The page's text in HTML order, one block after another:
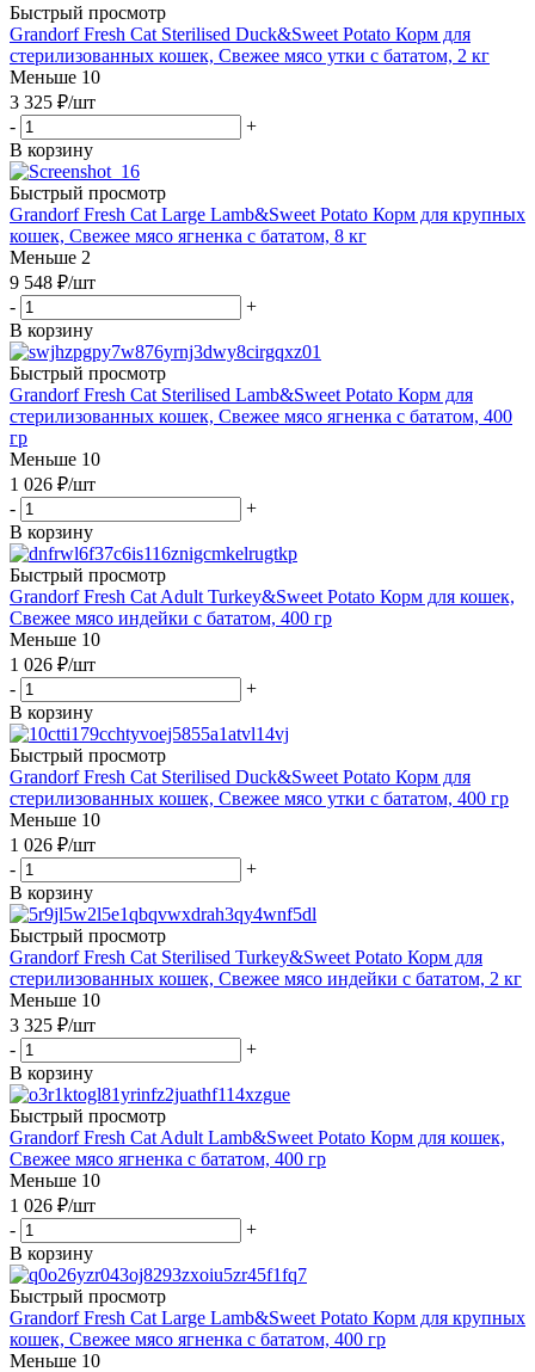
Быстрый просмотр
Grandorf Fresh Cat Sterilised Duck&Sweet Potato Корм для
стерилизованных кошек, Свежее мясо утки с бататом, 2 кг
Меньше 10
3 325 ₽/шт
-
+
В корзину
Быстрый просмотр
Grandorf Fresh Cat Large Lamb&Sweet Potato Корм для крупных
кошек, Свежее мясо ягненка с бататом, 8 кг
Меньше 2
9 548 ₽/шт
-
+
В корзину
Быстрый просмотр
Grandorf Fresh Cat Sterilised Lamb&Sweet Potato Корм для
стерилизованных кошек, Свежее мясо ягненка с бататом, 400
гр
Меньше 10
1 026 ₽/шт
-
+
В корзину
Быстрый просмотр
Grandorf Fresh Cat Adult Turkey&Sweet Potato Корм для кошек,
Свежее мясо индейки с бататом, 400 гр
Меньше 10
1 026 ₽/шт
-
+
В корзину
Быстрый просмотр
Grandorf Fresh Cat Sterilised Duck&Sweet Potato Корм для
стерилизованных кошек, Свежее мясо утки с бататом, 400 гр
Меньше 10
1 026 ₽/шт
-
+
В корзину
Быстрый просмотр
Grandorf Fresh Cat Sterilised Turkey&Sweet Potato Корм для
стерилизованных кошек, Свежее мясо индейки с бататом, 2 кг
Меньше 10
3 325 ₽/шт
-
+
В корзину
Быстрый просмотр
Grandorf Fresh Cat Adult Lamb&Sweet Potato Корм для кошек,
Свежее мясо ягненка с бататом, 400 гр
Меньше 10
1 026 ₽/шт
-
+
В корзину
Быстрый просмотр
Grandorf Fresh Cat Large Lamb&Sweet Potato Корм для крупных
кошек, Свежее мясо ягненка с бататом, 400 гр
Меньше 10